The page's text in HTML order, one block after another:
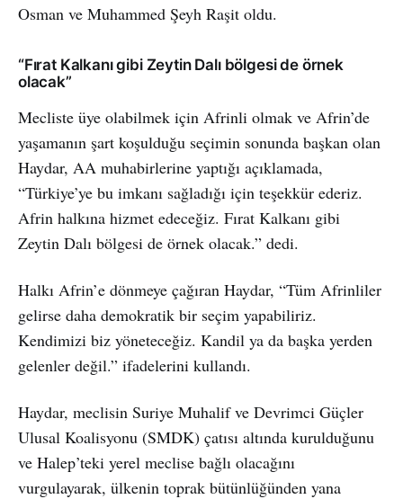
Osman ve Muhammed Şeyh Raşit oldu.
“Fırat Kalkanı gibi Zeytin Dalı bölgesi de örnek
olacak”
Mecliste üye olabilmek için Afrinli olmak ve Afrin’de
yaşamanın şart koşulduğu seçimin sonunda başkan olan
Haydar, AA muhabirlerine yaptığı açıklamada,
“Türkiye’ye bu imkanı sağladığı için teşekkür ederiz.
Afrin halkına hizmet edeceğiz. Fırat Kalkanı gibi
Zeytin Dalı bölgesi de örnek olacak.” dedi.
Halkı Afrin’e dönmeye çağıran Haydar, “Tüm Afrinliler
gelirse daha demokratik bir seçim yapabiliriz.
Kendimizi biz yöneteceğiz. Kandil ya da başka yerden
gelenler değil.” ifadelerini kullandı.
Haydar, meclisin Suriye Muhalif ve Devrimci Güçler
Ulusal Koalisyonu (SMDK) çatısı altında kurulduğunu
ve Halep’teki yerel meclise bağlı olacağını
vurgulayarak, ülkenin toprak bütünlüğünden yana